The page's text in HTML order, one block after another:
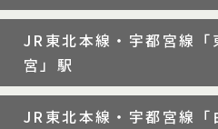
JR東北本線・宇都宮線「
宮」駅
JR東北本線・宇都宮線「